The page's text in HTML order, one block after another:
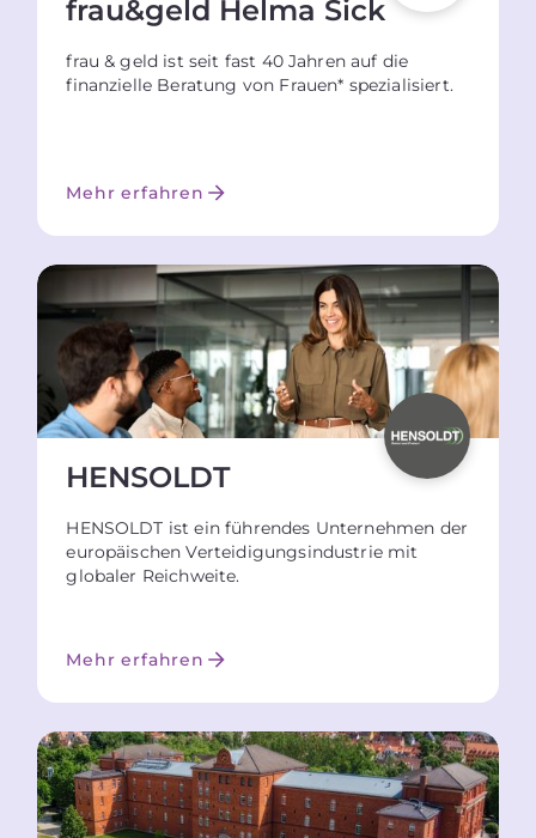
frau&geld Helma Sick
frau & geld ist seit fast 40 Jahren auf die
finanzielle Beratung von Frauen* spezialisiert.
Mehr erfahren
HENSOLDT
HENSOLDT ist ein führendes Unternehmen der
europäischen Verteidigungsindustrie mit
globaler Reichweite.
Mehr erfahren